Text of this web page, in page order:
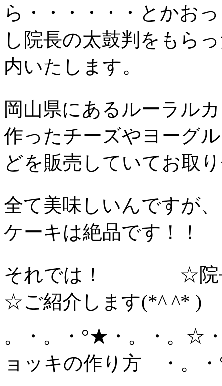
ら・・・・・・とかお
し院長の太鼓判をもら
内いたします。
岡山県にあるルーラル
作ったチーズやヨーグ
どを販売していてお取
全て美味しいんですが
ケーキは絶品です！！
それでは！ ☆院長
☆ご紹介します(*^ ^* )
。・。・°★・。・。☆
ョッキの作り方 ・。